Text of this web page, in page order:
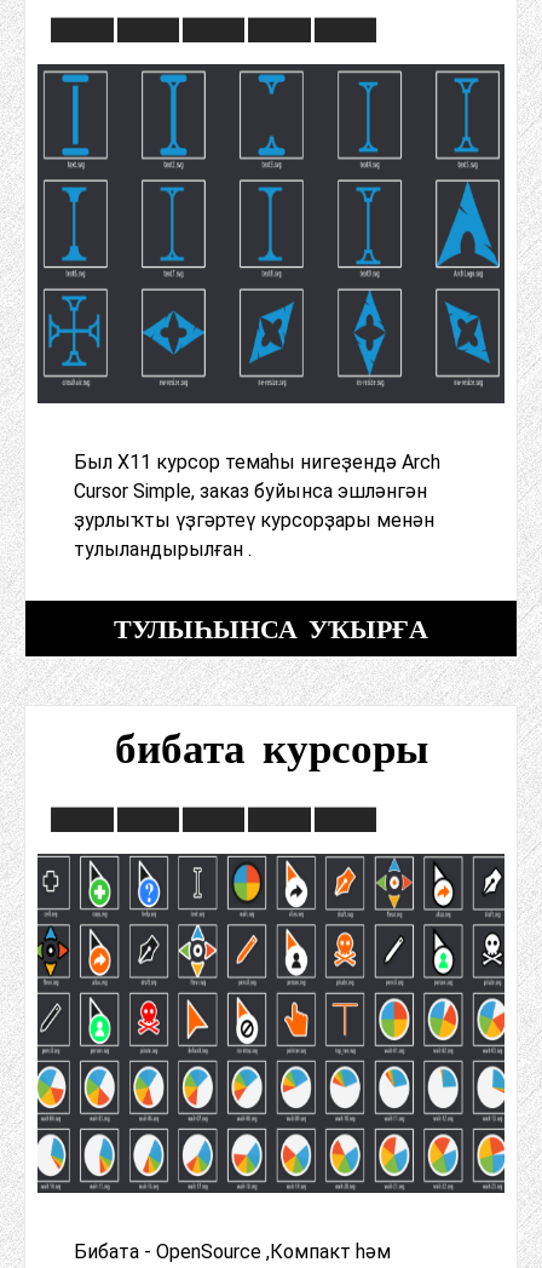
Был X11 курсор темаһы нигеҙендә Arch
Cursor Simple, заказ буйынса эшләнгән
ҙурлыҡты үҙгәртеү курсорҙары менән
тулыландырылған .
ТУЛЫҺЫНСА УҠЫРҒА
бибата курсоры
Бибата - OpenSource ,Компакт һәм